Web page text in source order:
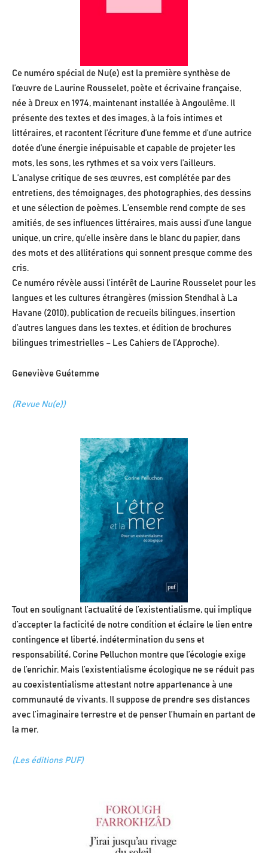
Ce numéro spécial de Nu(e) est la première synthèse de
l’œuvre de Laurine Rousselet, poète et écrivaine française,
née à Dreux en 1974, maintenant installée à Angoulême. Il
présente des textes et des images, à la fois intimes et
littéraires, et racontent l’écriture d’une femme et d’une autrice
dotée d’une énergie inépuisable et capable de projeter les
mots, les sons, les rythmes et sa voix vers l’ailleurs.
L’analyse critique de ses œuvres, est complétée par des
entretiens, des témoignages, des photographies, des dessins
et une sélection de poèmes. L’ensemble rend compte de ses
amitiés, de ses influences littéraires, mais aussi d’une langue
unique, un crire, qu’elle insère dans le blanc du papier, dans
des mots et des allitérations qui sonnent presque comme des
cris.
Ce numéro révèle aussi l’intérêt de Laurine Rousselet pour les
langues et les cultures étrangères (mission Stendhal à La
Havane (2010), publication de recueils bilingues, insertion
d’autres langues dans les textes, et édition de brochures
bilingues trimestrielles – Les Cahiers de l’Approche).
Geneviève Guétemme
(Revue Nu(e))
Tout en soulignant l’actualité de l’existentialisme, qui implique
d’accepter la facticité de notre condition et éclaire le lien entre
contingence et liberté, indétermination du sens et
responsabilité, Corine Pelluchon montre que l’écologie exige
de l’enrichir. Mais l’existentialisme écologique ne se réduit pas
au coexistentialisme attestant notre appartenance à une
communauté de vivants. Il suppose de prendre ses distances
avec l’imaginaire terrestre et de penser l’humain en partant de
la mer.
(Les éditions PUF)